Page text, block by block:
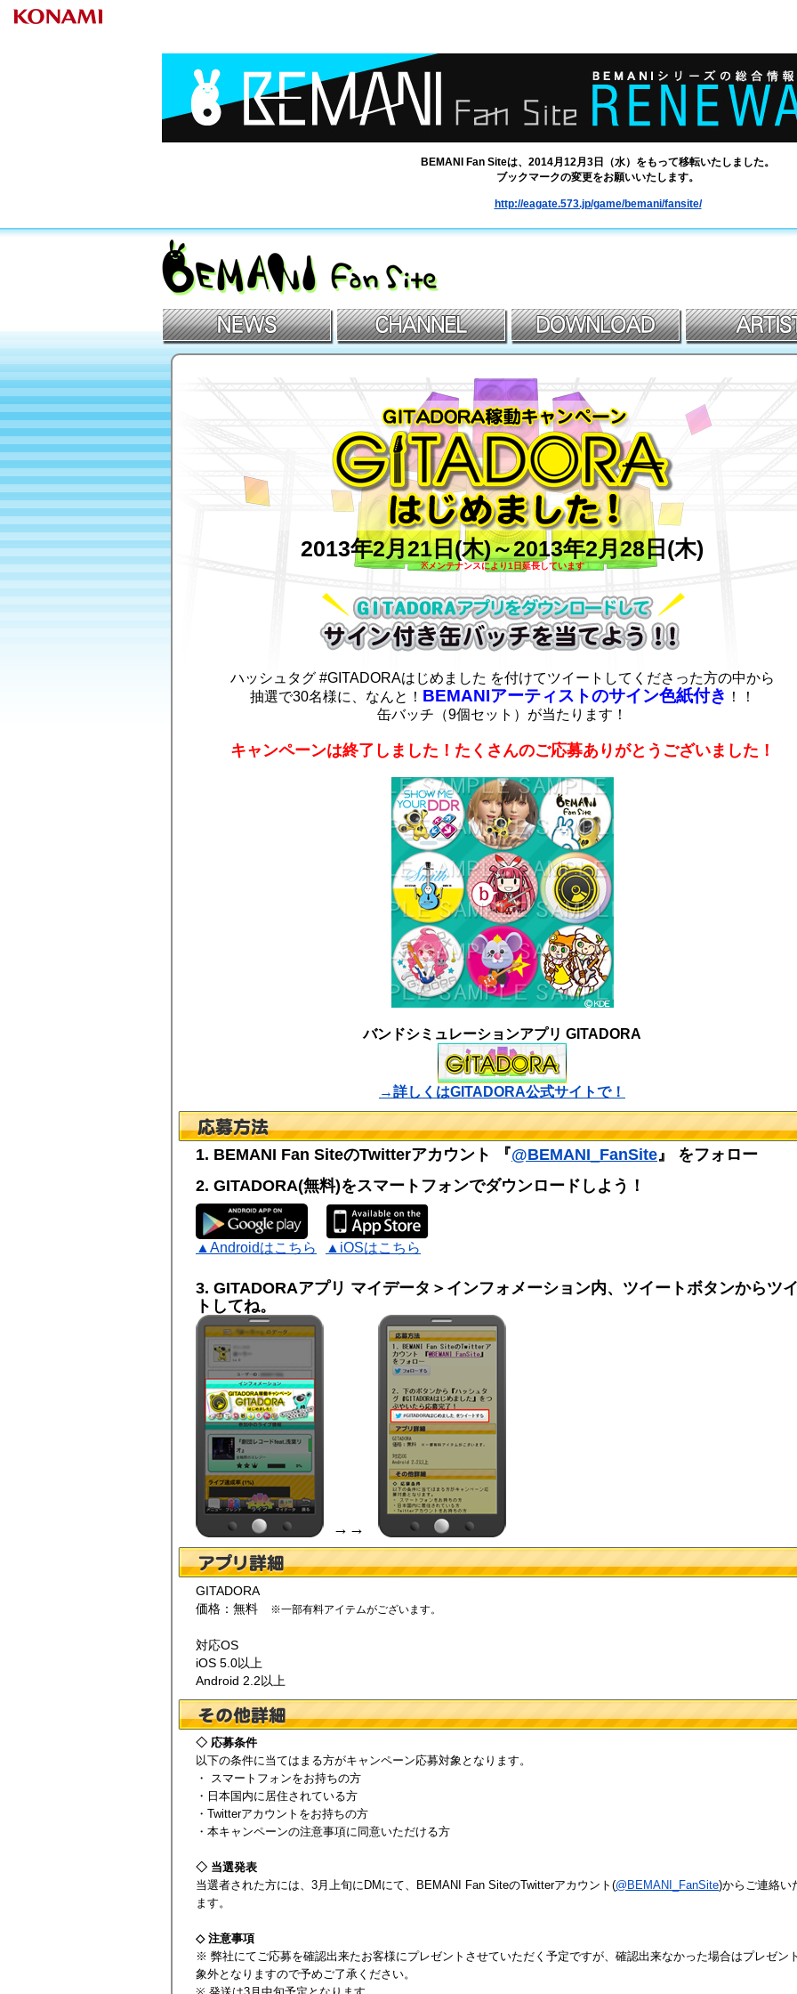
BEMANI Fan Siteは、2014月12月3日（水）をもって移転いたしました。
ブックマークの変更をお願いいたします。
http://eagate.573.jp/game/bemani/fansite/
GITADORA稼働キャンペーン GITADORAはじめました
2013年2月21日(木)～2013年2月28日(木)
※メンテナンスにより1日延長しています
ハッシュタグ #GITADORAはじめました を付けてツイートしてくださった方の中から
抽選で30名様に、なんと！ BEMANIアーティストのサイン色紙付き ！！
缶バッチ（9個セット）が当たります！
キャンペーンは終了しました！たくさんのご応募ありがとうございました！
バンドシミュレーションアプリ GITADORA
→詳しくはGITADORA公式サイトで！
1. BEMANI Fan SiteのTwitterアカウント 『@BEMANI_FanSite』 をフォロー
2. GITADORA(無料)をスマートフォンでダウンロードしよう！
▲Androidはこちら ▲iOSはこちら
3. GITADORAアプリ マイデータ＞インフォメーション内、ツイートボタンからツ
トしてね。
→→
GITADORA
価格：無料
※一部有料アイテムがございます。
対応OS
iOS 5.0以上
Android 2.2以上
◇ 応募条件
以下の条件に当てはまる方がキャンペーン応募対象となります。
・ スマートフォンをお持ちの方
・日本国内に居住されている方
・Twitterアカウントをお持ちの方
・本キャンペーンの注意事項に同意いただける方
◇ 当選発表
当選者された方には、3月上旬にDMにて、BEMANI Fan SiteのTwitterアカウント(@BEMANI_FanSite)からご連絡い
ます。
◇ 注意事項
※ 弊社にてご応募を確認出来たお客様にプレゼントさせていただく予定ですが、確認出来なかった場合はプレゼン
象外となりますので予めご了承ください。